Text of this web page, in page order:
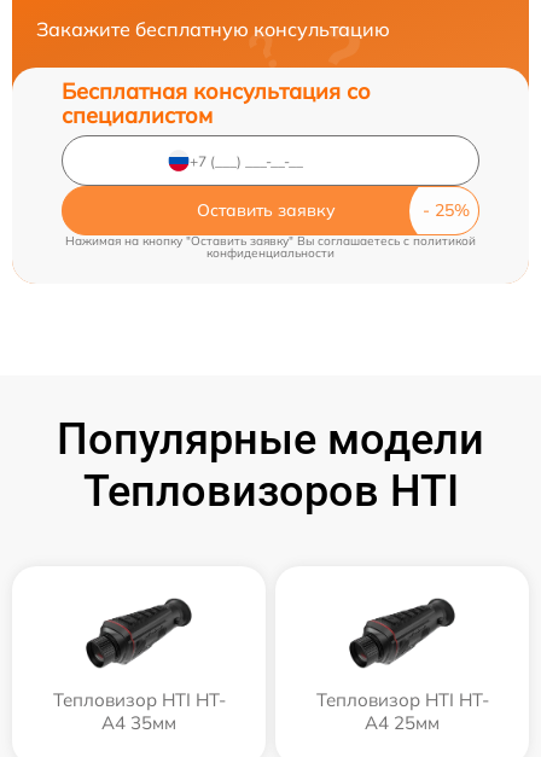
Закажите бесплатную консультацию
Бесплатная консультация со
специалистом
Оставить заявку
Нажимая на кнопку "Оставить заявку" Вы соглашаетесь cполитикой
конфиденциальности
Популярные модели
Тепловизоров HTI
Тепловизор HTI HT-
A4 35мм
Тепловизор HTI HT-
A4 25мм